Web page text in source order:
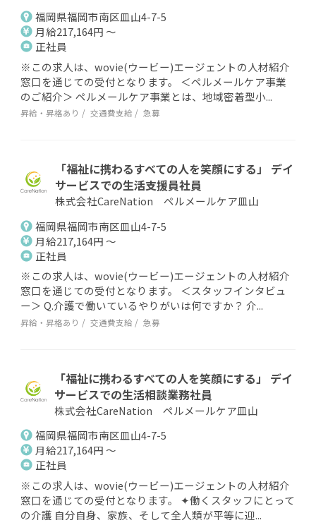
福岡県福岡市南区皿山4-7-5
月給217,164円 ～
正社員
※この求人は、wovie(ウービー)エージェントの人材紹介
窓口を通じての受付となります。 ＜ペルメールケア事業
のご紹介＞ ペルメールケア事業とは、地域密着型小...
昇給・昇格あり 交通費支給 急募
「福祉に携わるすべての人を笑顔にする」 デイ
サービスでの生活支援員社員
株式会社CareNation ペルメールケア皿山
福岡県福岡市南区皿山4-7-5
月給217,164円 ～
正社員
※この求人は、wovie(ウービー)エージェントの人材紹介
窓口を通じての受付となります。 ＜スタッフインタビュ
ー＞ Q.介護で働いているやりがいは何ですか？ 介...
昇給・昇格あり 交通費支給 急募
「福祉に携わるすべての人を笑顔にする」 デイ
サービスでの生活相談業務社員
株式会社CareNation ペルメールケア皿山
福岡県福岡市南区皿山4-7-5
月給217,164円 ～
正社員
※この求人は、wovie(ウービー)エージェントの人材紹介
窓口を通じての受付となります。 ✦働くスタッフにとって
の介護 自分自身、家族、そして全人類が平等に迎...